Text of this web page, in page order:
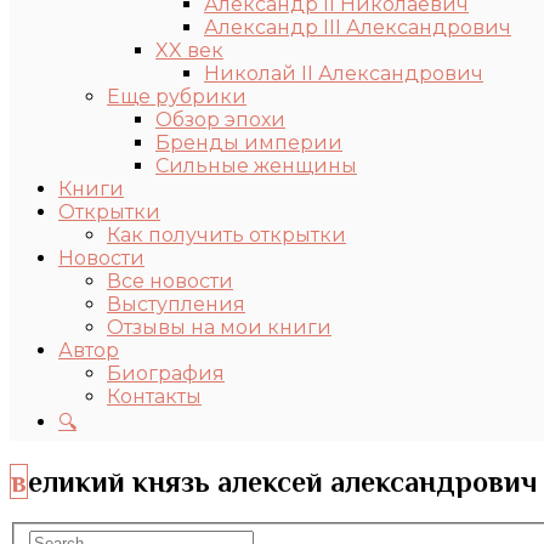
Александр III Александрович
XX век
Николай II Александрович
Еще рубрики
Обзор эпохи
Бренды империи
Сильные женщины
Книги
Открытки
Как получить открытки
Новости
Все новости
Выступления
Отзывы на мои книги
Автор
Биография
Контакты
🔍
великий князь алексей александрович